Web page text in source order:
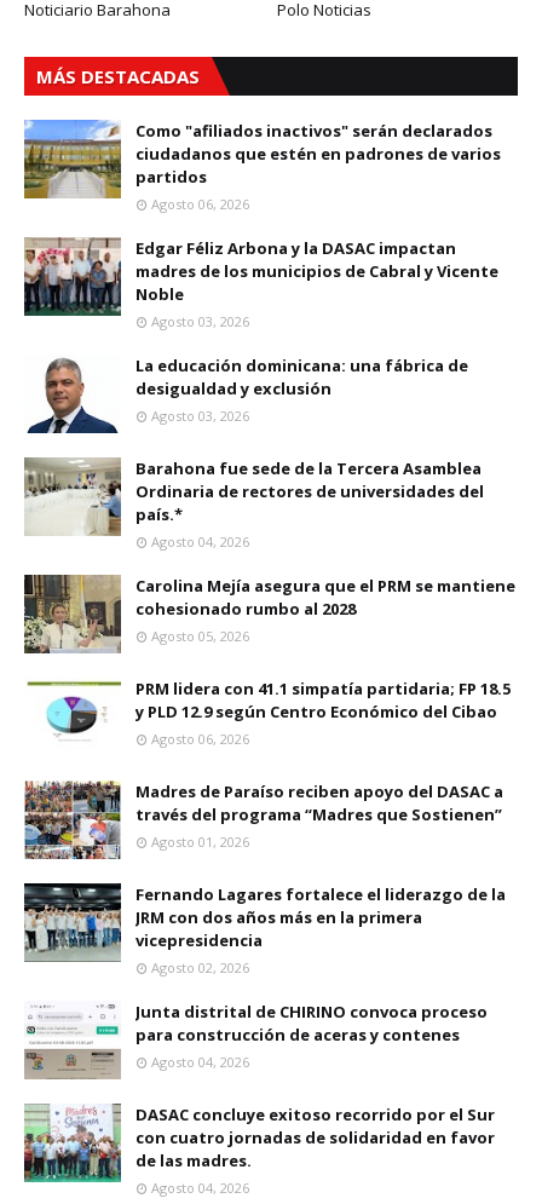
Noticiario Barahona
Polo Noticias
MÁS DESTACADAS
Como "afiliados inactivos" serán declarados
ciudadanos que estén en padrones de varios
partidos
Agosto 06, 2026
Edgar Féliz Arbona y la DASAC impactan
madres de los municipios de Cabral y Vicente
Noble
Agosto 03, 2026
La educación dominicana: una fábrica de
desigualdad y exclusión
Agosto 03, 2026
Barahona fue sede de la Tercera Asamblea
Ordinaria de rectores de universidades del
país.*
Agosto 04, 2026
Carolina Mejía asegura que el PRM se mantiene
cohesionado rumbo al 2028
Agosto 05, 2026
PRM lidera con 41.1 simpatía partidaria; FP 18.5
y PLD 12.9 según Centro Económico del Cibao
Agosto 06, 2026
Madres de Paraíso reciben apoyo del DASAC a
través del programa “Madres que Sostienen”
Agosto 01, 2026
Fernando Lagares fortalece el liderazgo de la
JRM con dos años más en la primera
vicepresidencia
Agosto 02, 2026
Junta distrital de CHIRINO convoca proceso
para construcción de aceras y contenes
Agosto 04, 2026
DASAC concluye exitoso recorrido por el Sur
con cuatro jornadas de solidaridad en favor
de las madres.
Agosto 04, 2026